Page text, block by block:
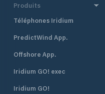
Produits
Téléphones Iridium
PredictWind App.
Offshore App.
Iridium GO! exec
Iridium GO!